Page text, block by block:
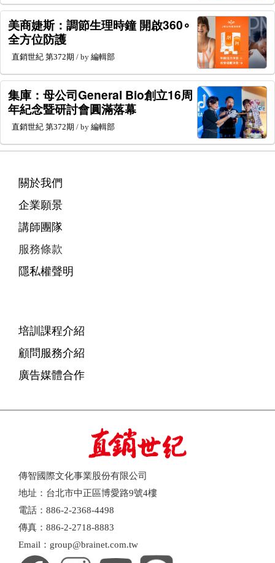
美商婕斯：調節生理時鐘 開啟360∘
全方位防護
直銷世紀 第372期 / by 編輯部
集庫：母公司General Bio創立16周
年紀念暨研討會圓滿落幕
直銷世紀 第372期 / by 編輯部
關於我們
企業願景
講師團隊
服務條款
隱私權聲明
培訓課程介紹
顧問服務介紹
廣告媒體合作
傳智國際文化事業股份有限公司
地址：台北市中正區博愛路9號4樓
電話：886-2-2368-4498
傳真：886-2-2718-8883
Email：group@brainet.com.tw